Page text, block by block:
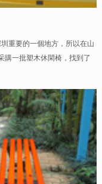
重要的一個地方，所以在山
購一批塑木休閑椅，找到了